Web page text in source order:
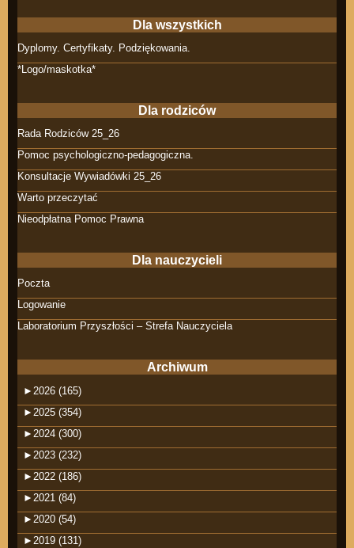
Dla wszystkich
Dyplomy. Certyfikaty. Podziękowania.
*Logo/maskotka*
Dla rodziców
Rada Rodziców 25_26
Pomoc psychologiczno-pedagogiczna.
Konsultacje Wywiadówki 25_26
Warto przeczytać
Nieodpłatna Pomoc Prawna
Dla nauczycieli
Poczta
Logowanie
Laboratorium Przyszłości – Strefa Nauczyciela
Archiwum
► 2026 (165)
► 2025 (354)
► 2024 (300)
► 2023 (232)
► 2022 (186)
► 2021 (84)
► 2020 (54)
► 2019 (131)